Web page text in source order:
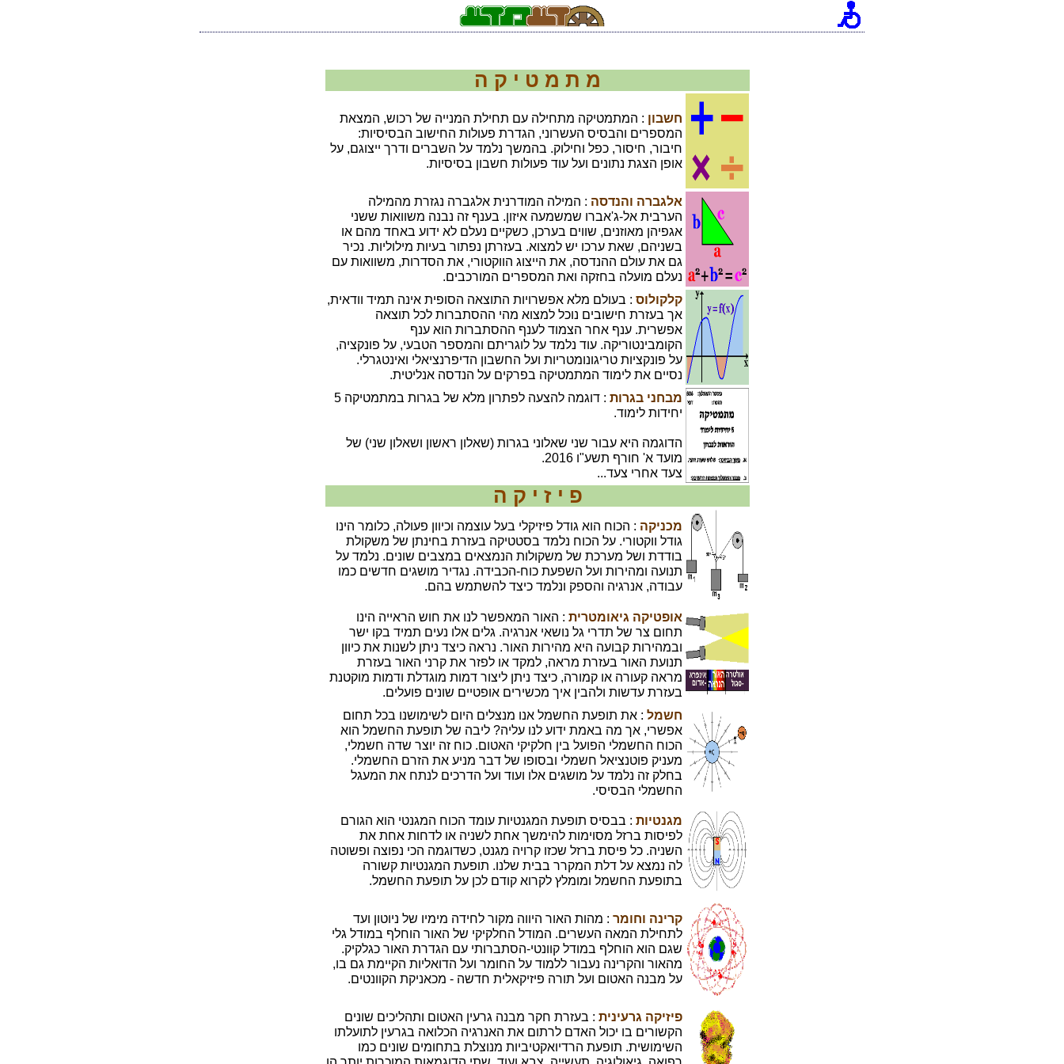
מ ת מ ט י ק ה
חשבון : המתמטיקה מתחילה עם תחילת המנייה של רכוש, המצאת
המספרים והבסיס העשרוני, הגדרת פעולות החישוב הבסיסיות:
חיבור, חיסור, כפל וחילוק. בהמשך נלמד על השברים ודרך ייצוגם, על
אופן הצגת נתונים ועל עוד פעולות חשבון בסיסיות.
אלגברה והנדסה : המילה המודרנית אלגברה נגזרת מהמילה
הערבית אל-ג'אברו שמשמעה איזון. בענף זה נבנה משוואות ששני
אגפיהן מאוזנים, שווים בערכן, כשקיים נעלם לא ידוע באחד מהם או
בשניהם, שאת ערכו יש למצוא. בעזרתן נפתור בעיות מילוליות. נכיר
גם את עולם ההנדסה, את הייצוג הווקטורי, את הסדרות, משוואות עם
נעלם מועלה בחזקה ואת המספרים המורכבים.
קלקולוס : בעולם מלא אפשרויות התוצאה הסופית אינה תמיד וודאית,
אך בעזרת חישובים נוכל למצוא מהי ההסתברות לכל תוצאה
אפשרית. ענף אחר הצמוד לענף ההסתברות הוא ענף
הקומבינטוריקה. עוד נלמד על לוגריתם והמספר הטבעי, על פונקציה,
על פונקציות טריגונומטריות ועל החשבון הדיפרנציאלי ואינטגרלי.
נסיים את לימוד המתמטיקה בפרקים על הנדסה אנליטית.
מבחני בגרות
: דוגמה להצעה לפתרון מלא של בגרות במתמטיקה 5
יחידות לימוד.
הדוגמה היא עבור שני שאלוני בגרות (שאלון ראשון ושאלון שני) של
מועד א' חורף תשע"ו 2016.
צעד אחרי צעד...
פ י ז י ק ה
מכניקה : הכוח הוא גודל פיזיקלי בעל עוצמה וכיוון פעולה, כלומר הינו
גודל ווקטורי. על הכוח נלמד בסטטיקה בעזרת בחינתן של משקולת
בודדת ושל מערכת של משקולות הנמצאים במצבים שונים. נלמד על
תנועה ומהירות ועל השפעת כוח-הכבידה. נגדיר מושגים חדשים כמו
עבודה, אנרגיה והספק ונלמד כיצד להשתמש בהם.
אופטיקה גיאומטרית : האור המאפשר לנו את חוש הראייה הינו
תחום צר של תדרי גל נושאי אנרגיה. גלים אלו נעים תמיד בקו ישר
ובמהירות קבועה היא מהירות האור. נראה כיצד ניתן לשנות את כיוון
תנועת האור בעזרת מראה, למקד או לפזר את קרני האור בעזרת
מראה קעורה או קמורה, כיצד ניתן ליצור דמות מוגדלת ודמות מוקטנת
בעזרת עדשות ולהבין איך מכשירים אופטיים שונים פועלים.
חשמל : את תופעת החשמל אנו מנצלים היום לשימושנו בכל תחום
אפשרי, אך מה באמת ידוע לנו עליה? ליבה של תופעת החשמל הוא
הכוח החשמלי הפועל בין חלקיקי האטום. כוח זה יוצר שדה חשמלי,
מעניק פוטנציאל חשמלי ובסופו של דבר מניע את הזרם החשמלי.
בחלק זה נלמד על מושגים אלו ועוד ועל הדרכים לנתח את המעגל
החשמלי הבסיסי.
מגנטיות : בבסיס תופעת המגנטיות עומד הכוח המגנטי הוא הגורם
לפיסות ברזל מסוימות להימשך אחת לשניה או לדחות אחת את
השניה. כל פיסת ברזל שכזו קרויה מגנט, כשדוגמה הכי נפוצה ופשוטה
לה נמצא על דלת המקרר בבית שלנו. תופעת המגנטיות קשורה
בתופעת החשמל ומומלץ לקרוא קודם לכן על תופעת החשמל.
קרינה וחומר : מהות האור היווה מקור לחידה מימיו של ניוטון ועד
לתחילת המאה העשרים. המודל החלקיקי של האור הוחלף במודל גלי
שגם הוא הוחלף במודל קוונטי-הסתברותי עם הגדרת האור כגלקיק.
מהאור והקרינה נעבור ללמוד על החומר ועל הדואליות הקיימת גם בו,
על מבנה האטום ועל תורה פיזיקאלית חדשה - מכאניקת הקוונטים.
פיזיקה גרעינית : בעזרת חקר מבנה גרעין האטום ותהליכים שונים
הקשורים בו יכול האדם לרתום את האנרגיה הכלואה בגרעין לתועלתו
השימושית. תופעת הרדיואקטיביות מנוצלת בתחומים שונים כמו